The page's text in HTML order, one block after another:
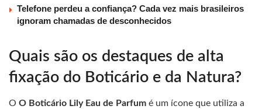
Telefone perdeu a confiança? Cada vez mais brasileiros
ignoram chamadas de desconhecidos
Quais são os destaques de alta
fixação do Boticário e da Natura?
O O Boticário Lily Eau de Parfum é um ícone que utiliza a